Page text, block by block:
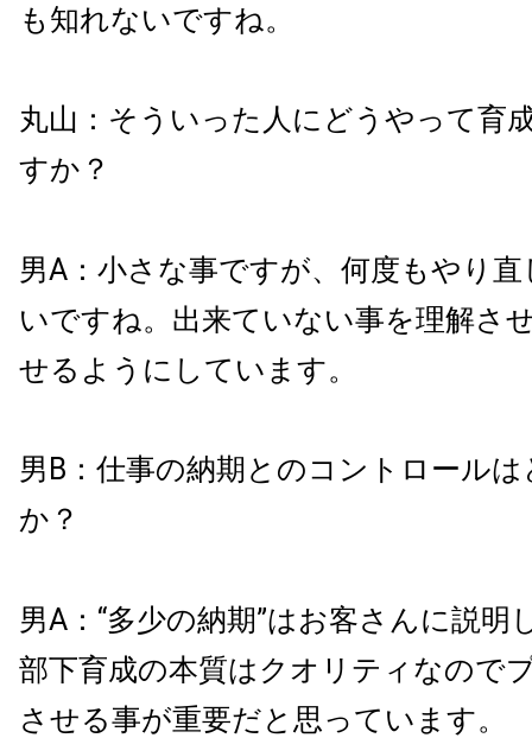
も知れないですね。
丸山：そういった人にどうやって育
すか？
男A：小さな事ですが、何度もやり
いですね。出来ていない事を理解さ
せるようにしています。
男B：仕事の納期とのコントロール
か？
男A：“多少の納期”はお客さんに説明
部下育成の本質はクオリティなので
させる事が重要だと思っています。